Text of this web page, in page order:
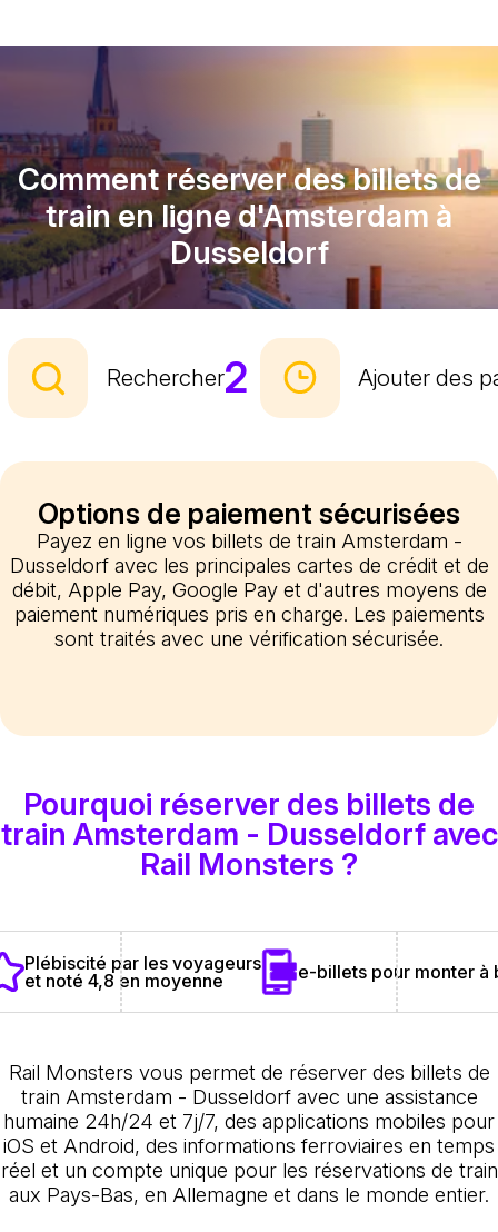
Comment réserver des billets de
train en ligne d'Amsterdam à
Dusseldorf
Rechercher2 Ajouter des
Options de paiement sécurisées
Payez en ligne vos billets de train Amsterdam -
Dusseldorf avec les principales cartes de crédit et de
débit, Apple Pay, Google Pay et d'autres moyens de
paiement numériques pris en charge. Les paiements
sont traités avec une vérification sécurisée.
Pourquoi réserver des billets de
train Amsterdam - Dusseldorf avec
Rail Monsters ?
Plébiscité par les voyageurs
et noté 4,8 en moyenne
e-billets pour monter à
Rail Monsters vous permet de réserver des billets de
train Amsterdam - Dusseldorf avec une assistance
humaine 24h/24 et 7j/7, des applications mobiles pour
iOS et Android, des informations ferroviaires en temps
réel et un compte unique pour les réservations de train
aux Pays-Bas, en Allemagne et dans le monde entier.